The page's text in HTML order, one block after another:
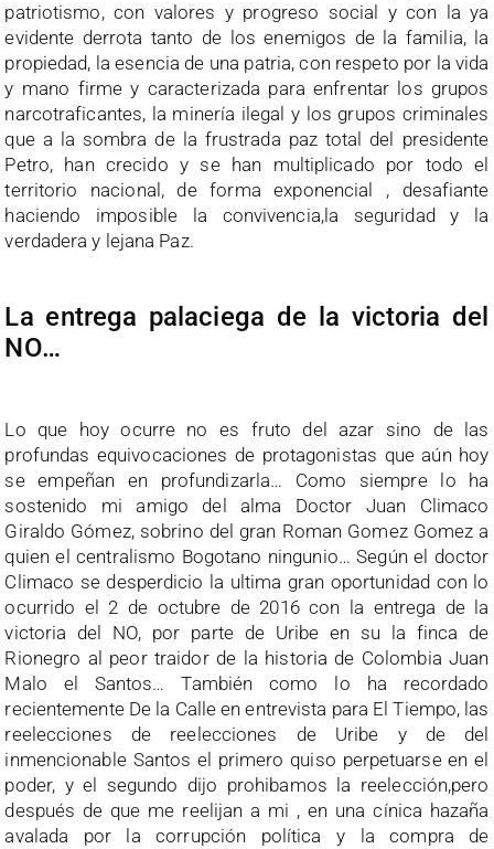
patriotismo, con valores y progreso social y con la ya
evidente derrota tanto de los enemigos de la familia, la
propiedad, la esencia de una patria, con respeto por la vida
y mano firme y caracterizada para enfrentar los grupos
narcotraficantes, la minería ilegal y los grupos criminales
que a la sombra de la frustrada paz total del presidente
Petro, han crecido y se han multiplicado por todo el
territorio nacional, de forma exponencial , desafiante
haciendo imposible la convivencia,la seguridad y la
verdadera y lejana Paz.
La entrega palaciega de la victoria del
NO…
Lo que hoy ocurre no es fruto del azar sino de las
profundas equivocaciones de protagonistas que aún hoy
se empeñan en profundizarla… Como siempre lo ha
sostenido mi amigo del alma Doctor Juan Climaco
Giraldo Gómez, sobrino del gran Roman Gomez Gomez a
quien el centralismo Bogotano ningunio… Según el doctor
Climaco se desperdicio la ultima gran oportunidad con lo
ocurrido el 2 de octubre de 2016 con la entrega de la
victoria del NO, por parte de Uribe en su la finca de
Rionegro al peor traidor de la historia de Colombia Juan
Malo el Santos… También como lo ha recordado
recientemente De la Calle en entrevista para El Tiempo, las
reelecciones de reelecciones de Uribe y de del
inmencionable Santos el primero quiso perpetuarse en el
poder, y el segundo dijo prohibamos la reelección,pero
después de que me reelijan a mi , en una cínica hazaña
avalada por la corrupción política y la compra de